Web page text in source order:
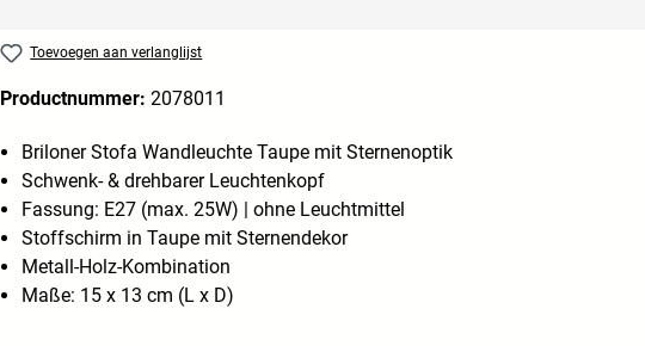
Toevoegen aan verlanglijst
Productnummer: 2078011
Briloner Stofa Wandleuchte Taupe mit Sternenoptik
Schwenk- & drehbarer Leuchtenkopf
Fassung: E27 (max. 25W) | ohne Leuchtmittel
Stoffschirm in Taupe mit Sternendekor
Metall-Holz-Kombination
Maße: 15 x 13 cm (L x D)